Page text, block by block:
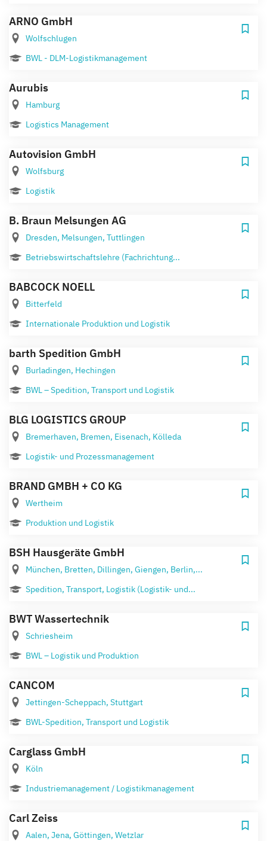
ARNO GmbH
Wolfschlugen
BWL - DLM-Logistikmanagement
Aurubis
Hamburg
Logistics Management
Autovision GmbH
Wolfsburg
Logistik
B. Braun Melsungen AG
Dresden, Melsungen, Tuttlingen
Betriebswirtschaftslehre (Fachrichtung...
BABCOCK NOELL
Bitterfeld
Internationale Produktion und Logistik
barth Spedition GmbH
Burladingen, Hechingen
BWL – Spedition, Transport und Logistik
BLG LOGISTICS GROUP
Bremerhaven, Bremen, Eisenach, Kölleda
Logistik- und Prozessmanagement
BRAND GMBH + CO KG
Wertheim
Produktion und Logistik
BSH Hausgeräte GmbH
München, Bretten, Dillingen, Giengen, Berlin,...
Spedition, Transport, Logistik (Logistik- und...
BWT Wassertechnik
Schriesheim
BWL – Logistik und Produktion
CANCOM
Jettingen-Scheppach, Stuttgart
BWL-Spedition, Transport und Logistik
Carglass GmbH
Köln
Industriemanagement / Logistikmanagement
Carl Zeiss
Aalen, Jena, Göttingen, Wetzlar